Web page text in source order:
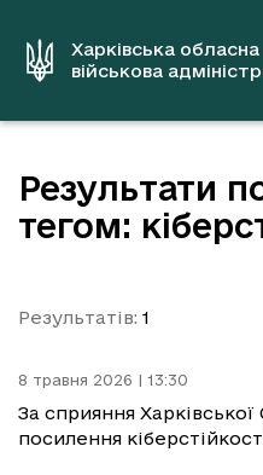
вмістуХарківська обласна
військова
Результати
тегом:
Результатів: 1
8 травня 2026 | 13:30
За сприяння
посилення